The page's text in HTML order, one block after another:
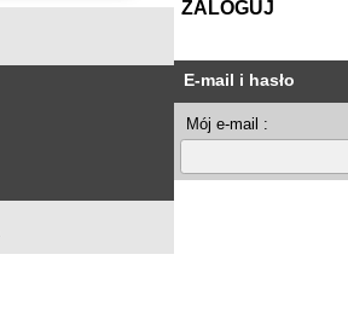
ZALOGUJ
E-mail i hasło
Mój e-mail :